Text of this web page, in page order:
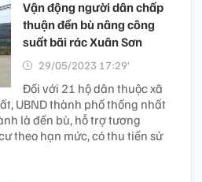
Vận động người dân chấp
thuận đền bù nâng công
suất bãi rác Xuân Sơn
29/05/2023 17:29’
Đối với 21 hộ dân thuộc xã
UBND thành phố thống nhất
là đền bù, hỗ trợ tương
theo hạn mức, có thu tiền sử